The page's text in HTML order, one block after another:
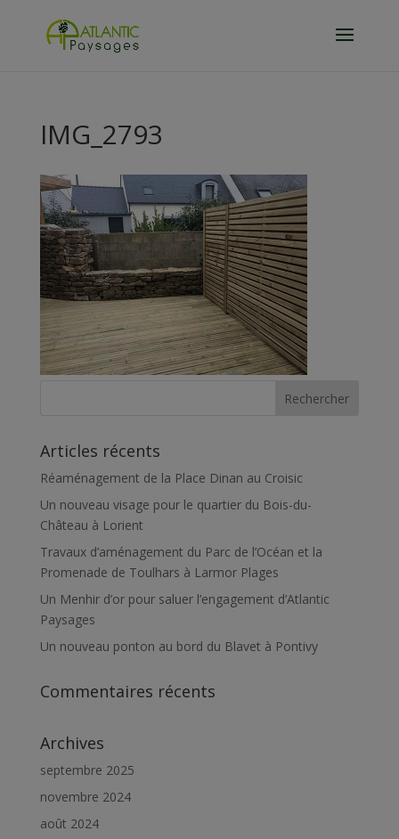
IMG_2793
Articles récents
Réaménagement de la Place Dinan au Croisic
Un nouveau visage pour le quartier du Bois-du-
Château à Lorient
Travaux d’aménagement du Parc de l’Océan et la
Promenade de Toulhars à Larmor Plages
Un Menhir d’or pour saluer l’engagement d’Atlantic
Paysages
Un nouveau ponton au bord du Blavet à Pontivy
Commentaires récents
Archives
septembre 2025
novembre 2024
août 2024